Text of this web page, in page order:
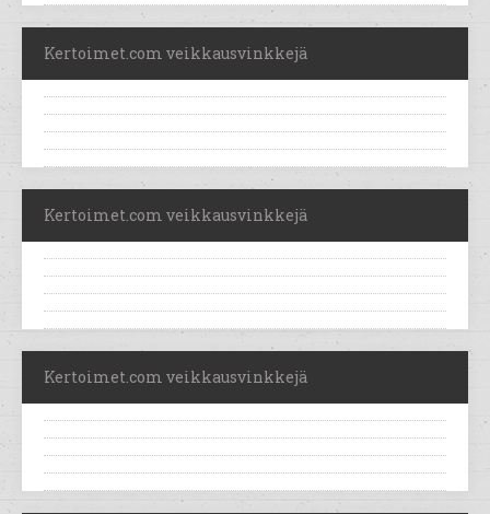
Kertoimet.com veikkausvinkkejä
Kertoimet.com veikkausvinkkejä
Kertoimet.com veikkausvinkkejä